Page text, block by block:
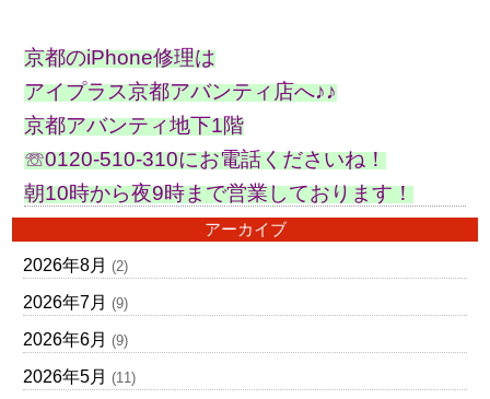
京都のiPhone修理は
アイプラス京都アバンティ店へ♪♪
京都アバンティ地下1階
☏0120-510-310にお電話くださいね！
朝10時から夜9時まで営業しております！
アーカイブ
2026年8月 (2)
2026年7月 (9)
2026年6月 (9)
2026年5月 (11)